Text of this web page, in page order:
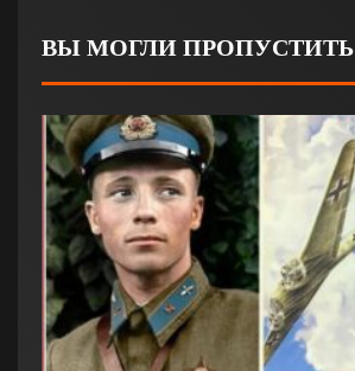
ВЫ МОГЛИ ПРОПУСТИТЬ